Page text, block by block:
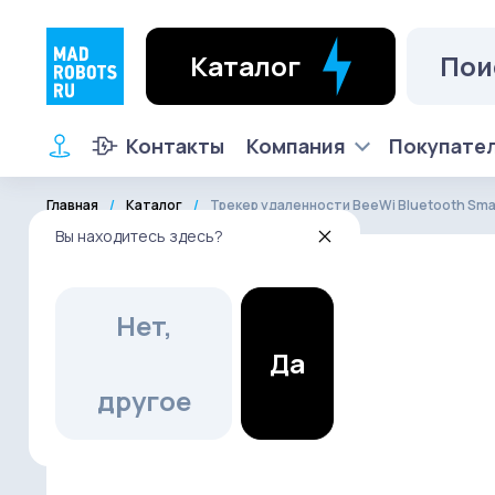
Вы находитесь здесь?
Нет,
другое
Да
Каталог
Контакты Компания
Главная Каталог Трекер удаленности BeeWi Bluetooth